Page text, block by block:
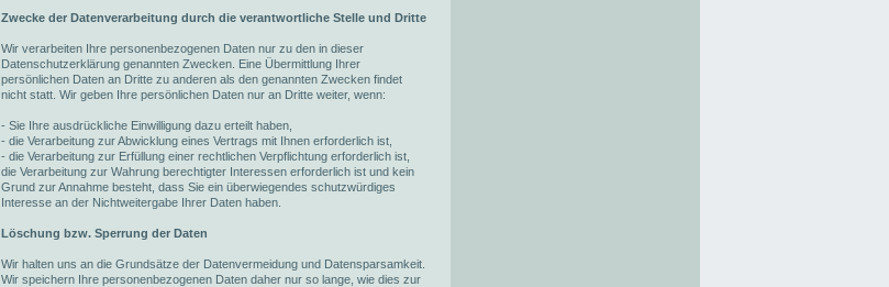
Zwecke der Datenverarbeitung durch die verantwortliche Stelle und Dritte
Wir verarbeiten Ihre personenbezogenen Daten nur zu den in dieser
Datenschutzerklärung genannten Zwecken. Eine Übermittlung Ihrer
persönlichen Daten an Dritte zu anderen als den genannten Zwecken findet
nicht statt. Wir geben Ihre persönlichen Daten nur an Dritte weiter, wenn:
- Sie Ihre ausdrückliche Einwilligung dazu erteilt haben,
- die Verarbeitung zur Abwicklung eines Vertrags mit Ihnen erforderlich ist,
- die Verarbeitung zur Erfüllung einer rechtlichen Verpflichtung erforderlich ist,
die Verarbeitung zur Wahrung berechtigter Interessen erforderlich ist und kein
Grund zur Annahme besteht, dass Sie ein überwiegendes schutzwürdiges
Interesse an der Nichtweitergabe Ihrer Daten haben.
Löschung bzw. Sperrung der Daten
Wir halten uns an die Grundsätze der Datenvermeidung und Datensparsamkeit.
Wir speichern Ihre personenbezogenen Daten daher nur so lange, wie dies zur